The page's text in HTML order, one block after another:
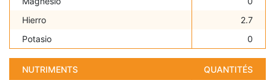
Hierro
2.7
Potasio
0
NUTRIMENTS
QUANTITÉS